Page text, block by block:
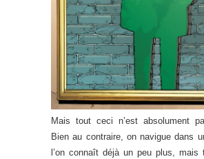
Mais tout ceci n’est absolument
Bien au contraire, on navigue dans
l’on connaît déjà un peu plus, mais